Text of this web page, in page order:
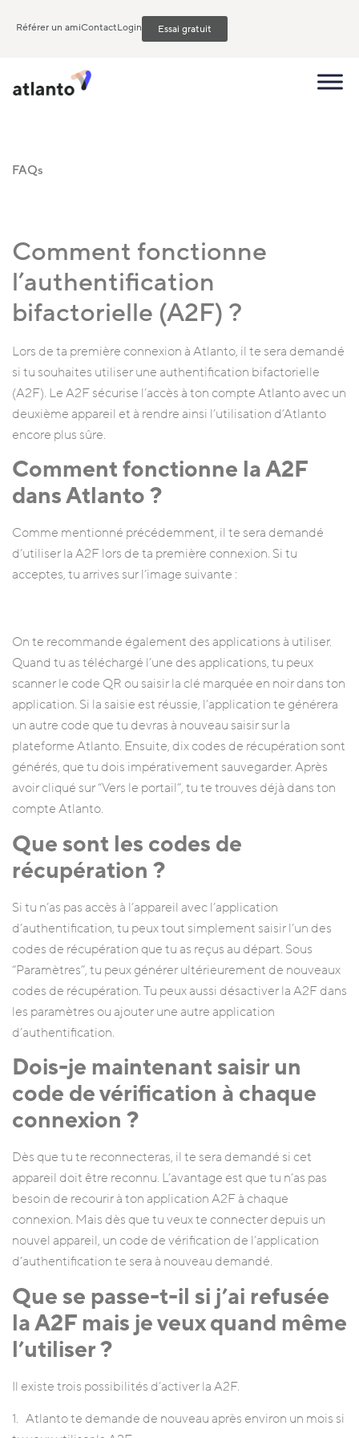
Référer un amiContactLogin Essai gratuit
FAQs
Comment fonctionne
l’authentification
bifactorielle (A2F) ?
Lors de ta première connexion à Atlanto, il te sera demandé
si tu souhaites utiliser une authentification bifactorielle
(A2F). Le A2F sécurise l’accès à ton compte Atlanto avec un
deuxième appareil et à rendre ainsi l’utilisation d’Atlanto
encore plus sûre.
Comment fonctionne la A2F
dans Atlanto ?
Comme mentionné précédemment, il te sera demandé
d’utiliser la A2F lors de ta première connexion. Si tu
acceptes, tu arrives sur l’image suivante :
On te recommande également des applications à utiliser.
Quand tu as téléchargé l’une des applications, tu peux
scanner le code QR ou saisir la clé marquée en noir dans ton
application. Si la saisie est réussie, l’application te générera
un autre code que tu devras à nouveau saisir sur la
plateforme Atlanto. Ensuite, dix codes de récupération sont
générés, que tu dois impérativement sauvegarder. Après
avoir cliqué sur “Vers le portail”, tu te trouves déjà dans ton
compte Atlanto.
Que sont les codes de
récupération ?
Si tu n’as pas accès à l’appareil avec l’application
d’authentification, tu peux tout simplement saisir l’un des
codes de récupération que tu as reçus au départ. Sous
“Paramètres”, tu peux générer ultérieurement de nouveaux
codes de récupération. Tu peux aussi désactiver la A2F dans
les paramètres ou ajouter une autre application
d’authentification.
Dois-je maintenant saisir un
code de vérification à chaque
connexion ?
Dès que tu te reconnecteras, il te sera demandé si cet
appareil doit être reconnu. L’avantage est que tu n’as pas
besoin de recourir à ton application A2F à chaque
connexion. Mais dès que tu veux te connecter depuis un
nouvel appareil, un code de vérification de l’application
d’authentification te sera à nouveau demandé.
Que se passe-t-il si j’ai refusée
la A2F mais je veux quand même
l’utiliser ?
Il existe trois possibilités d’activer la A2F.
1. Atlanto te demande de nouveau après environ un mois si